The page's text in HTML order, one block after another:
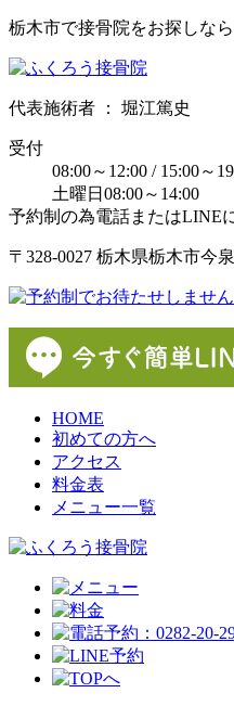
栃木市で接骨院をお探しな
代表施術者 ： 堀江篤史
受付
08:00～12:00 / 15:00～
土曜日08:00～14:00
予約制の為電話またはLINE
〒328-0027 栃⽊県栃⽊市今
HOME
初めての方へ
アクセス
料金表
メニュー一覧